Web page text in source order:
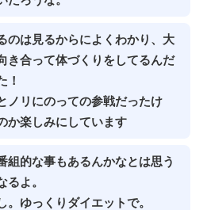
のは見るからによくわかり、大
き合って体づくりをしてるんだ
！
ノリにのっての参戦だったけ
か楽しみにしています
組的な事もあるんかなとは思う
るよ。
ゆっくりダイエットで。